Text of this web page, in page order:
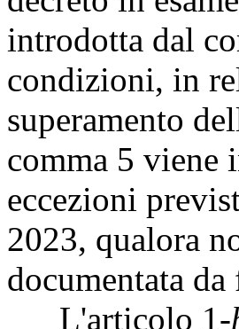
introdotta dal
condizioni, in
superamento
comma 5 viene
eccezioni
2023, qualora
documentata
L'articolo 1-